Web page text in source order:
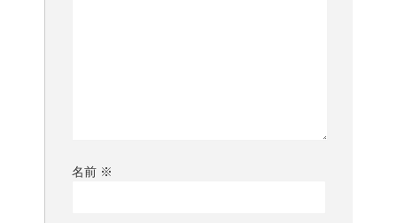
名前 ※